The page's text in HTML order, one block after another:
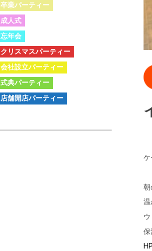
ケ
卒業パーティー
成人式
忘年会
クリスマスパーティー
会社設立パーティー
式典パーティー
店舗開店パーティー